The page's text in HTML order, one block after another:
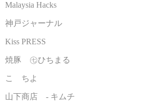
Malaysia Hacks
神戸ジャーナル
Kiss PRESS
焼豚 ㊆ひちまる
こゝちよ
山下商店 - キムチ